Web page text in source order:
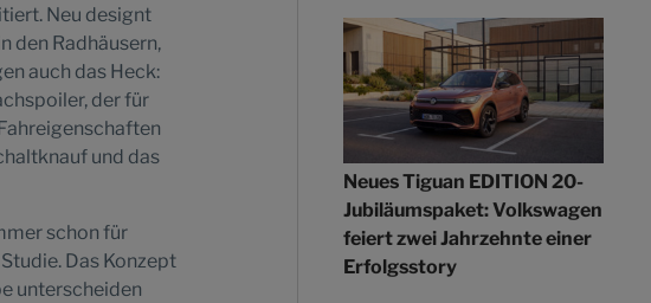
Neu designt
den Radhäusern,
auch das Heck:
der für
und das
schon für
Das Konzept
unterscheiden
Neues Tiguan EDITION 20-
Jubiläumspaket: Volkswagen
feiert zwei Jahrzehnte einer
Erfolgsstory